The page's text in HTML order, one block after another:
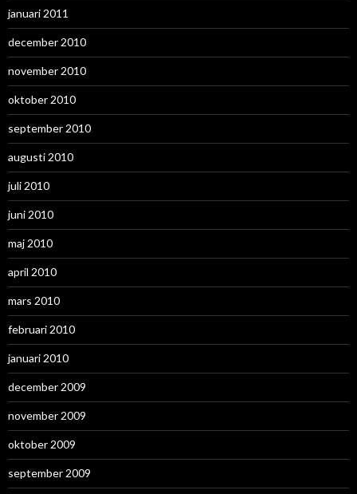
januari 2011
december 2010
november 2010
oktober 2010
september 2010
augusti 2010
juli 2010
juni 2010
maj 2010
april 2010
mars 2010
februari 2010
januari 2010
december 2009
november 2009
oktober 2009
september 2009